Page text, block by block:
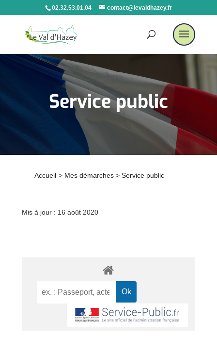
02.32.53.01.04 contact@levaldhazey.fr
Service public
Accueil > Mes démarches > Service public
Mis à jour : 16 août 2020